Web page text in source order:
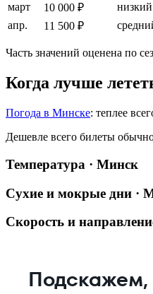
март
10 000 ₽ низкий
апр.
11 500 ₽
Часть значений оценена по
Когда лучше
Погода в Минске: теплее
Дешевле всего билеты
Температура · Минск
Сухие и мокрые дни ·
Скорость и
Подскажем,